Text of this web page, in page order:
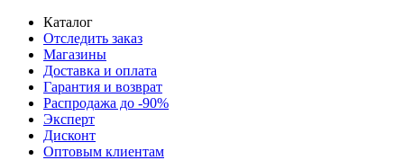
Каталог
Отследить заказ
Магазины
Доставка и оплата
Гарантия и возврат
Распродажа до -90%
Эксперт
Дисконт
Оптовым клиентам